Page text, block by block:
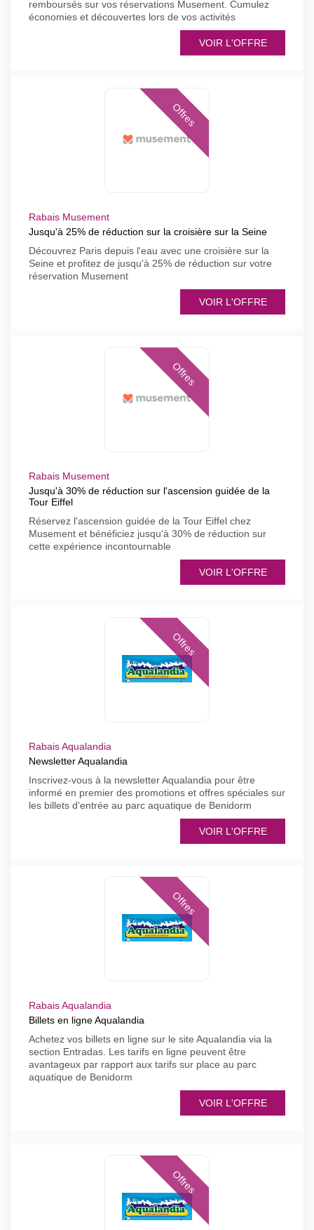
remboursés sur vos réservations Musement. Cumulez
économies et découvertes lors de vos activités
VOIR L'OFFRE
Offres
Rabais Musement
Jusqu'à 25% de réduction sur la croisière sur la Seine
Découvrez Paris depuis l'eau avec une croisière sur la
Seine et profitez de jusqu'à 25% de réduction sur votre
réservation Musement
VOIR L'OFFRE
Offres
Rabais Musement
Jusqu'à 30% de réduction sur l'ascension guidée de la
Tour Eiffel
Réservez l'ascension guidée de la Tour Eiffel chez
Musement et bénéficiez jusqu'à 30% de réduction sur
cette expérience incontournable
VOIR L'OFFRE
Offres
Rabais Aqualandia
Newsletter Aqualandia
Inscrivez-vous à la newsletter Aqualandia pour être
informé en premier des promotions et offres spéciales sur
les billets d'entrée au parc aquatique de Benidorm
VOIR L'OFFRE
Offres
Rabais Aqualandia
Billets en ligne Aqualandia
Achetez vos billets en ligne sur le site Aqualandia via la
section Entradas. Les tarifs en ligne peuvent être
avantageux par rapport aux tarifs sur place au parc
aquatique de Benidorm
VOIR L'OFFRE
Offres